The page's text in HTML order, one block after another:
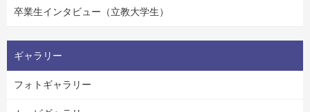
卒業生インタビュー（立教大学生）
ギャラリー
フォトギャラリー